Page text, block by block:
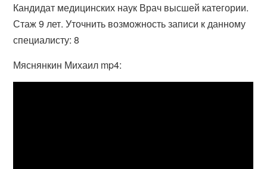
Кандидат медицинских наук Врач высшей категории.
Стаж 9 лет. Уточнить возможность записи к данному
специалисту: 8
Мяснянкин Михаил mp4: